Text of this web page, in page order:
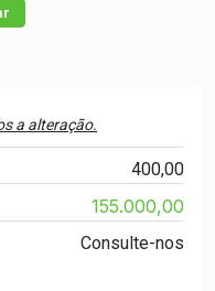
a alteração.
400,00
155.000,00
Consulte-nos